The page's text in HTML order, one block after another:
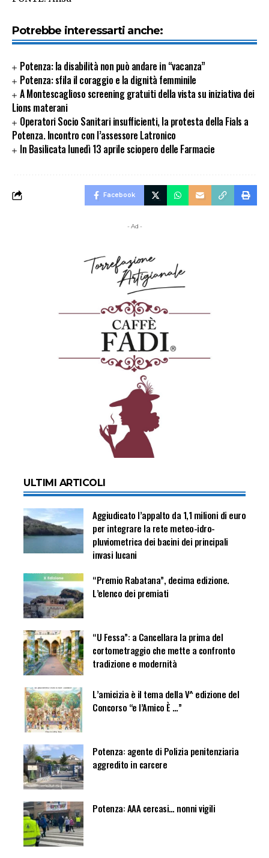
Potrebbe interessarti anche:
Potenza: la disabilità non può andare in “vacanza”
Potenza: sfila il coraggio e la dignità femminile
A Montescaglioso screening gratuiti della vista su iniziativa dei
Lions materani
Operatori Socio Sanitari insufficienti, la protesta della Fials a
Potenza. Incontro con l’assessore Latronico
In Basilicata lunedì 13 aprile sciopero delle Farmacie
Facebook
- Ad -
ULTIMI ARTICOLI
Aggiudicato l’appalto da 1,1 milioni di euro
per integrare la rete meteo-idro-
pluviometrica dei bacini dei principali
invasi lucani
“Premio Rabatana”, decima edizione.
L’elenco dei premiati
“U Fessa”: a Cancellara la prima del
cortometraggio che mette a confronto
tradizione e modernità
L’amicizia è il tema della V^ edizione del
Concorso “e l’Amico È …”
Potenza: agente di Polizia penitenziaria
aggredito in carcere
Potenza: AAA cercasi… nonni vigili